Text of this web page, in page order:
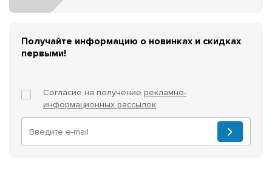
Получайте информацию о новинках и скидках
первыми!
Согласие на получение рекламно-
информационных рассылок